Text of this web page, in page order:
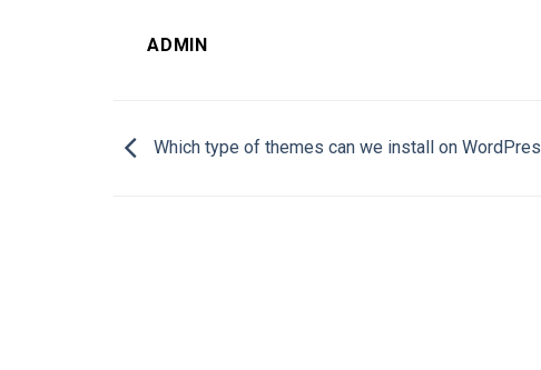
ADMIN
Which type of themes can we install on